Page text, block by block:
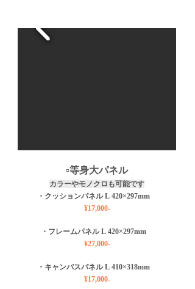
​▫️等身大パネル
カラーやモノクロも可能です
・クッションパネル L 420×297mm
¥17,000-
・フレームパネル L 420×297mm
¥27,000-
・キャンバスパネル L 410×318mm
¥17,000-